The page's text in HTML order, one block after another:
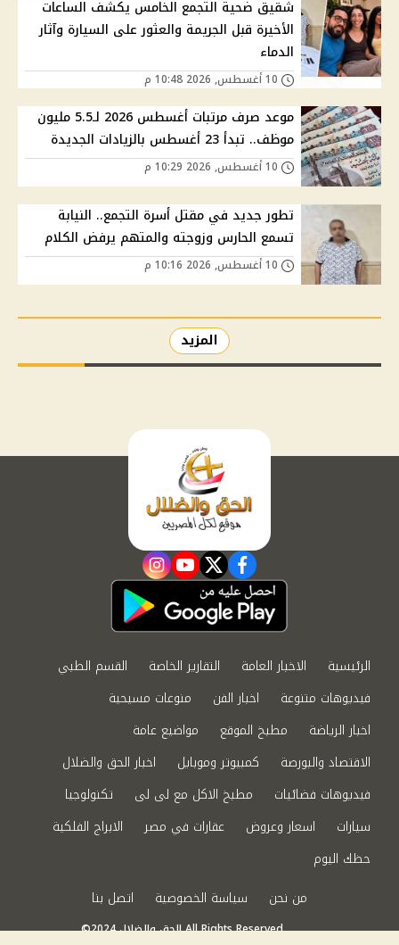
شقيق ضحية التجمع الخامس يكشف الساعات
الأخيرة قبل الجريمة والعثور على السيارة وآثار
الدماء
موعد صرف مرتبات أغسطس 2026 لـ5.5 مليون
موظف.. تبدأ 23 أغسطس بالزيادات الجديدة
تطور جديد في مقتل أسرة التجمع.. النيابة
تسمع الحارس وزوجته والمتهم يرفض الكلام
المزيد
facebook
twitter
youtube
instagram
الرئيسية الاخبار العامة التقارير الخاصة
القسم الطبي
فيديوهات متنوعة
اخبار الفن
منوعات مسيحية
اخبار الرياضة
مطبخ الموقع
مواضيع عامة
الاقتصاد والبورصة
كمبيوتر وموبايل
اخبار الحق والضلال
فيديوهات فضائيات
مطبخ الاكل مع لى لى
تكنولوجيا
سيارات
اسعار وعروض عقارات في مصر
الابراج الفلكية
حظك اليوم
من نحن
سياسة الخصوصية اتصل بنا
©2024 الحق والضلال All Rights Reserved.